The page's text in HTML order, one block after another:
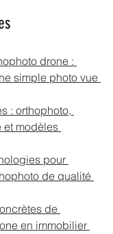
drone :
simple photo vue
: orthophoto,
et modèles
pour
de qualité
de
en immobilier